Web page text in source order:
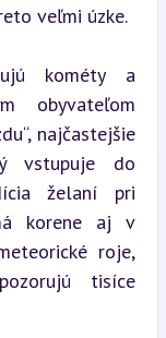
veľmi úzke.
kométy a
obyvateľom
najčastejšie
vstupuje do
želaní pri
korene aj v
roje,
tisíce